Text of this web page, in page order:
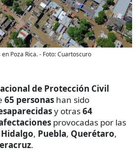
Poza Rica.- Foto:Cuartoscuro
de Protección Civil
65 personas han sido
y otras64
provocadas por las
Hidalgo, Puebla, Querétaro,
.